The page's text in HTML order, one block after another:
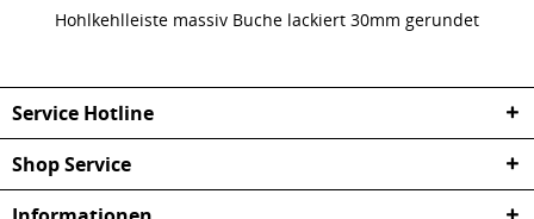
Hohlkehlleiste massiv Buche lackiert 30mm gerundet
Service Hotline
Shop Service